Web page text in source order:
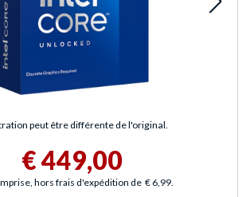
peut être différente de l'original.
€ 449,00
hors frais d'expédition de € 6,99.